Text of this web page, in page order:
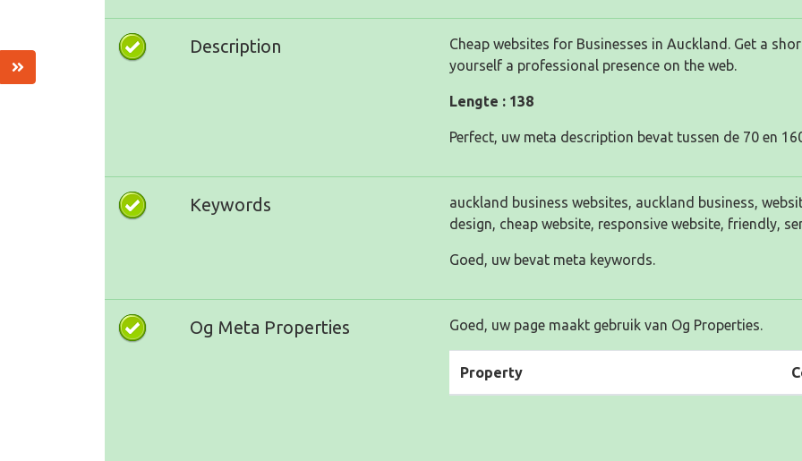
Description
Cheap websites for Businesses in Auckland. Get a
yourself a professional presence on the web.
Lengte : 138
Perfect, uw meta description bevat tussen de 70 en
Keywords
auckland business websites, auckland business,
design, cheap website, responsive website, friendly,
Goed, uw bevat meta keywords.
Og Meta Properties Goed, uw page maakt gebruik van Og Properties.
Property